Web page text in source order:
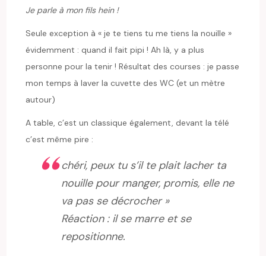
Je parle à mon fils hein !
Seule exception à « je te tiens tu me tiens la nouille »
évidemment : quand il fait pipi ! Ah là, y a plus
personne pour la tenir ! Résultat des courses : je passe
mon temps à laver la cuvette des WC (et un mètre
autour)
A table, c’est un classique également, devant la télé
c’est même pire :
chéri, peux tu s’il te plait lacher ta
nouille pour manger, promis, elle ne
va pas se décrocher »
Réaction : il se marre et se
repositionne.